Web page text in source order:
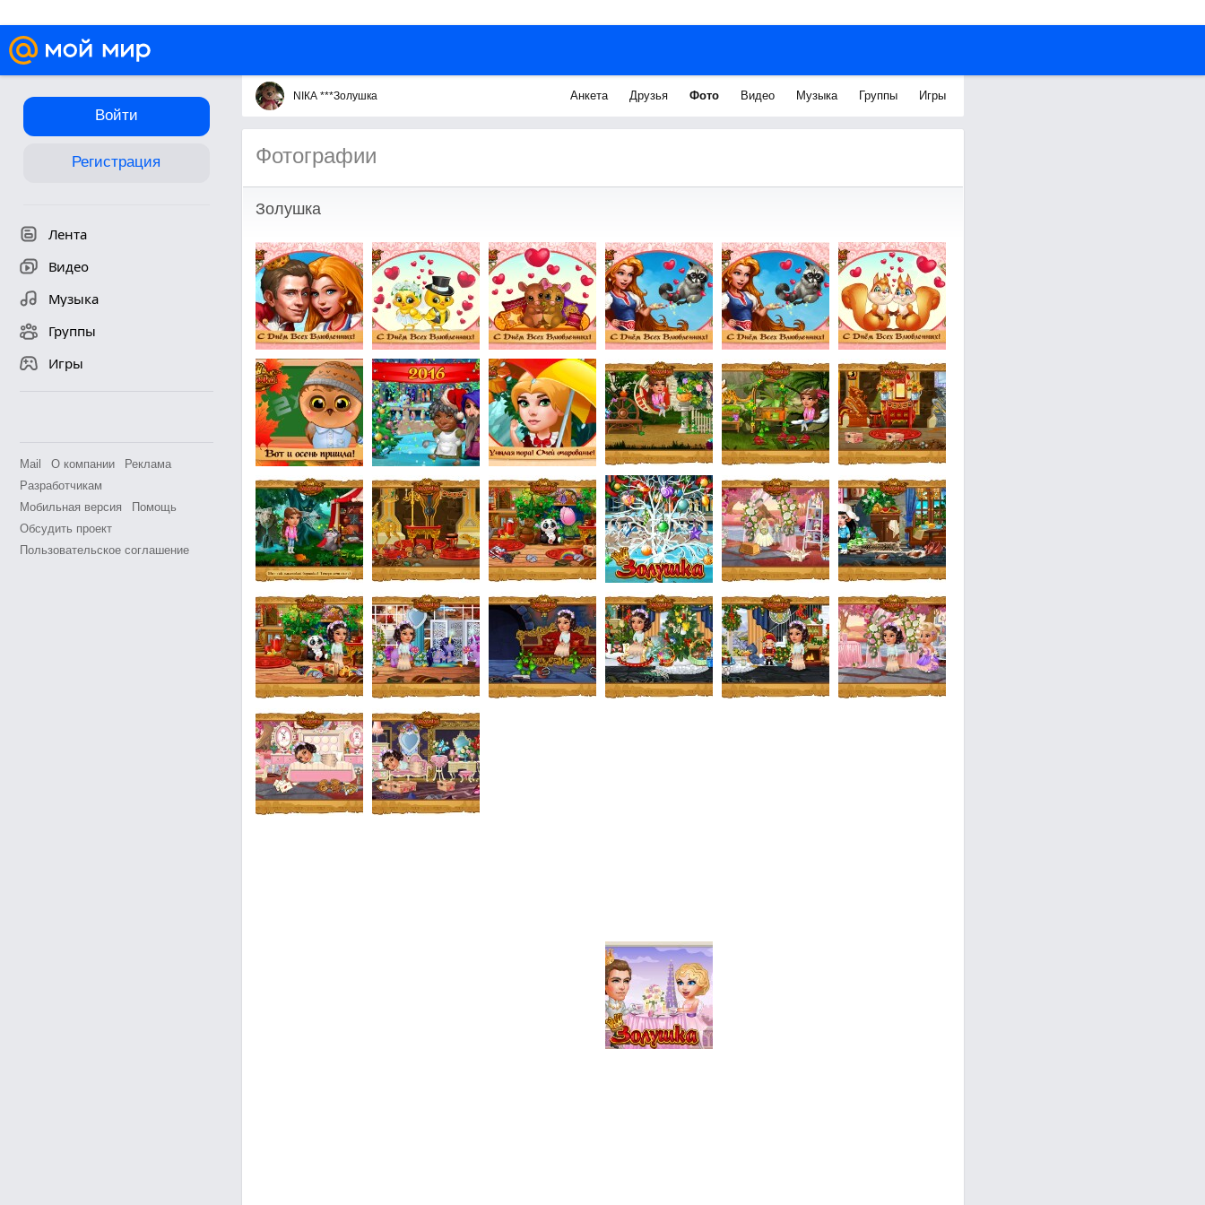
Войти
Регистрация
Лента
Видео
Музыка
Группы
Игры
Mail О компании
Реклама
Разработчикам
Мобильная версия
Помощь
Обсудить проект
Пользовательское соглашение
NIКА ***Золушка Анкета Друзья Фото Видео Музыка Группы Игры
Фотографии
Золушка